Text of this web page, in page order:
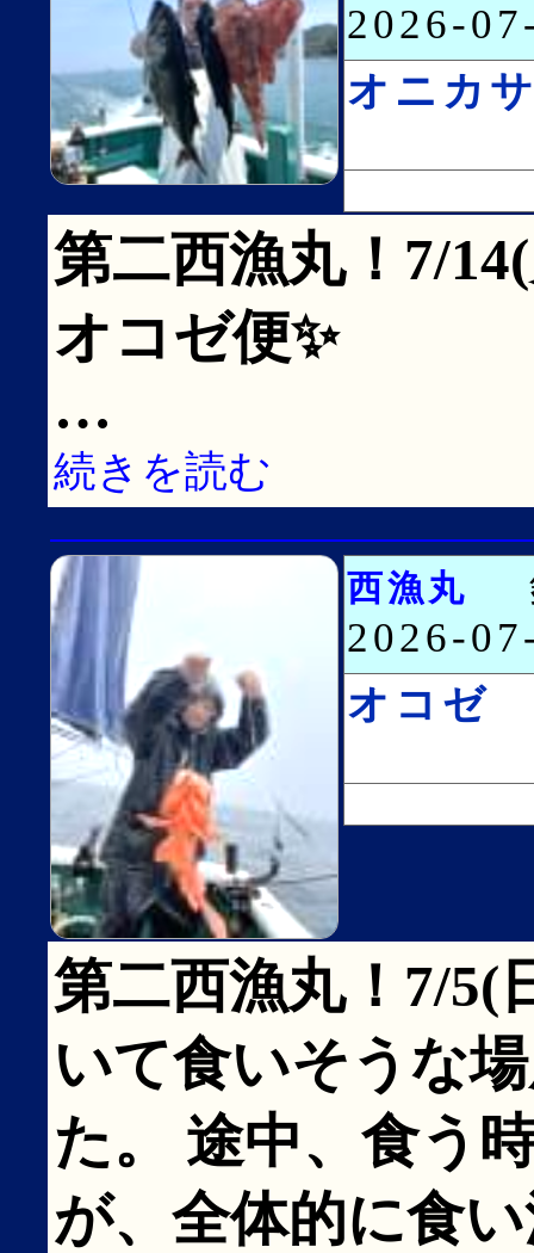
2026-
オニカ
第二西漁丸！7/
オコゼ便✨
…
続きを読む
西漁丸
2026-
オコゼ
第二西漁丸！7/5(
いて食いそうな
た。 途中、食う
が、全体的に食